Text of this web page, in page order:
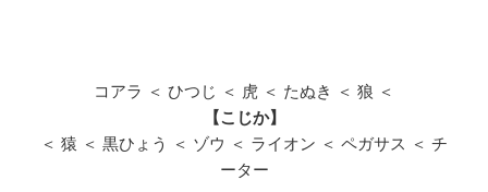
コアラ ＜ ひつじ ＜ 虎 ＜ たぬき ＜ 狼 ＜
【こじか】
＜ 猿 ＜ 黒ひょう ＜ ゾウ ＜ ライオン ＜ ペガサス ＜ チ
ーター